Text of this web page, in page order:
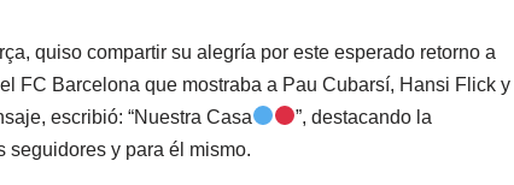
quiso compartir su alegría por este esperado retorno a
FC Barcelona que mostraba a Pau Cubarsí, Hansi Flick y
escribió: “Nuestra Casa
”, destacando la
seguidores y para él mismo.